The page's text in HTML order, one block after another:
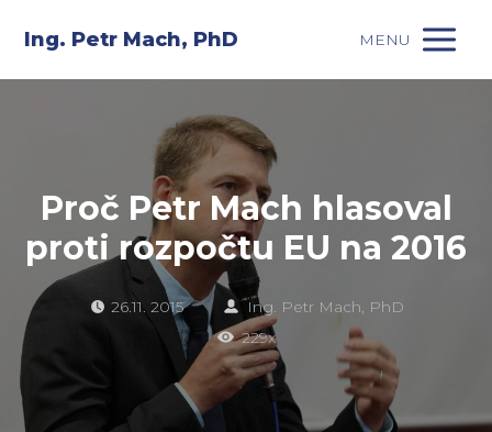
Ing. Petr Mach, PhD MENU
Proč Petr Mach hlasoval
proti rozpočtu EU na 2016
26.11. 2015
Ing. Petr Mach, PhD
229x